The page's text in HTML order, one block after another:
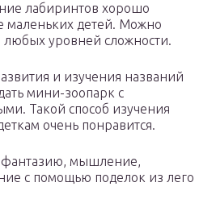
лабиринтов хорошо
маленьких детей. Можно
любых уровней сложности.
и изучения названий
мини-зоопарк с
Такой способ изучения
очень понравится.
фантазию, мышление,
с помощью поделок из лего